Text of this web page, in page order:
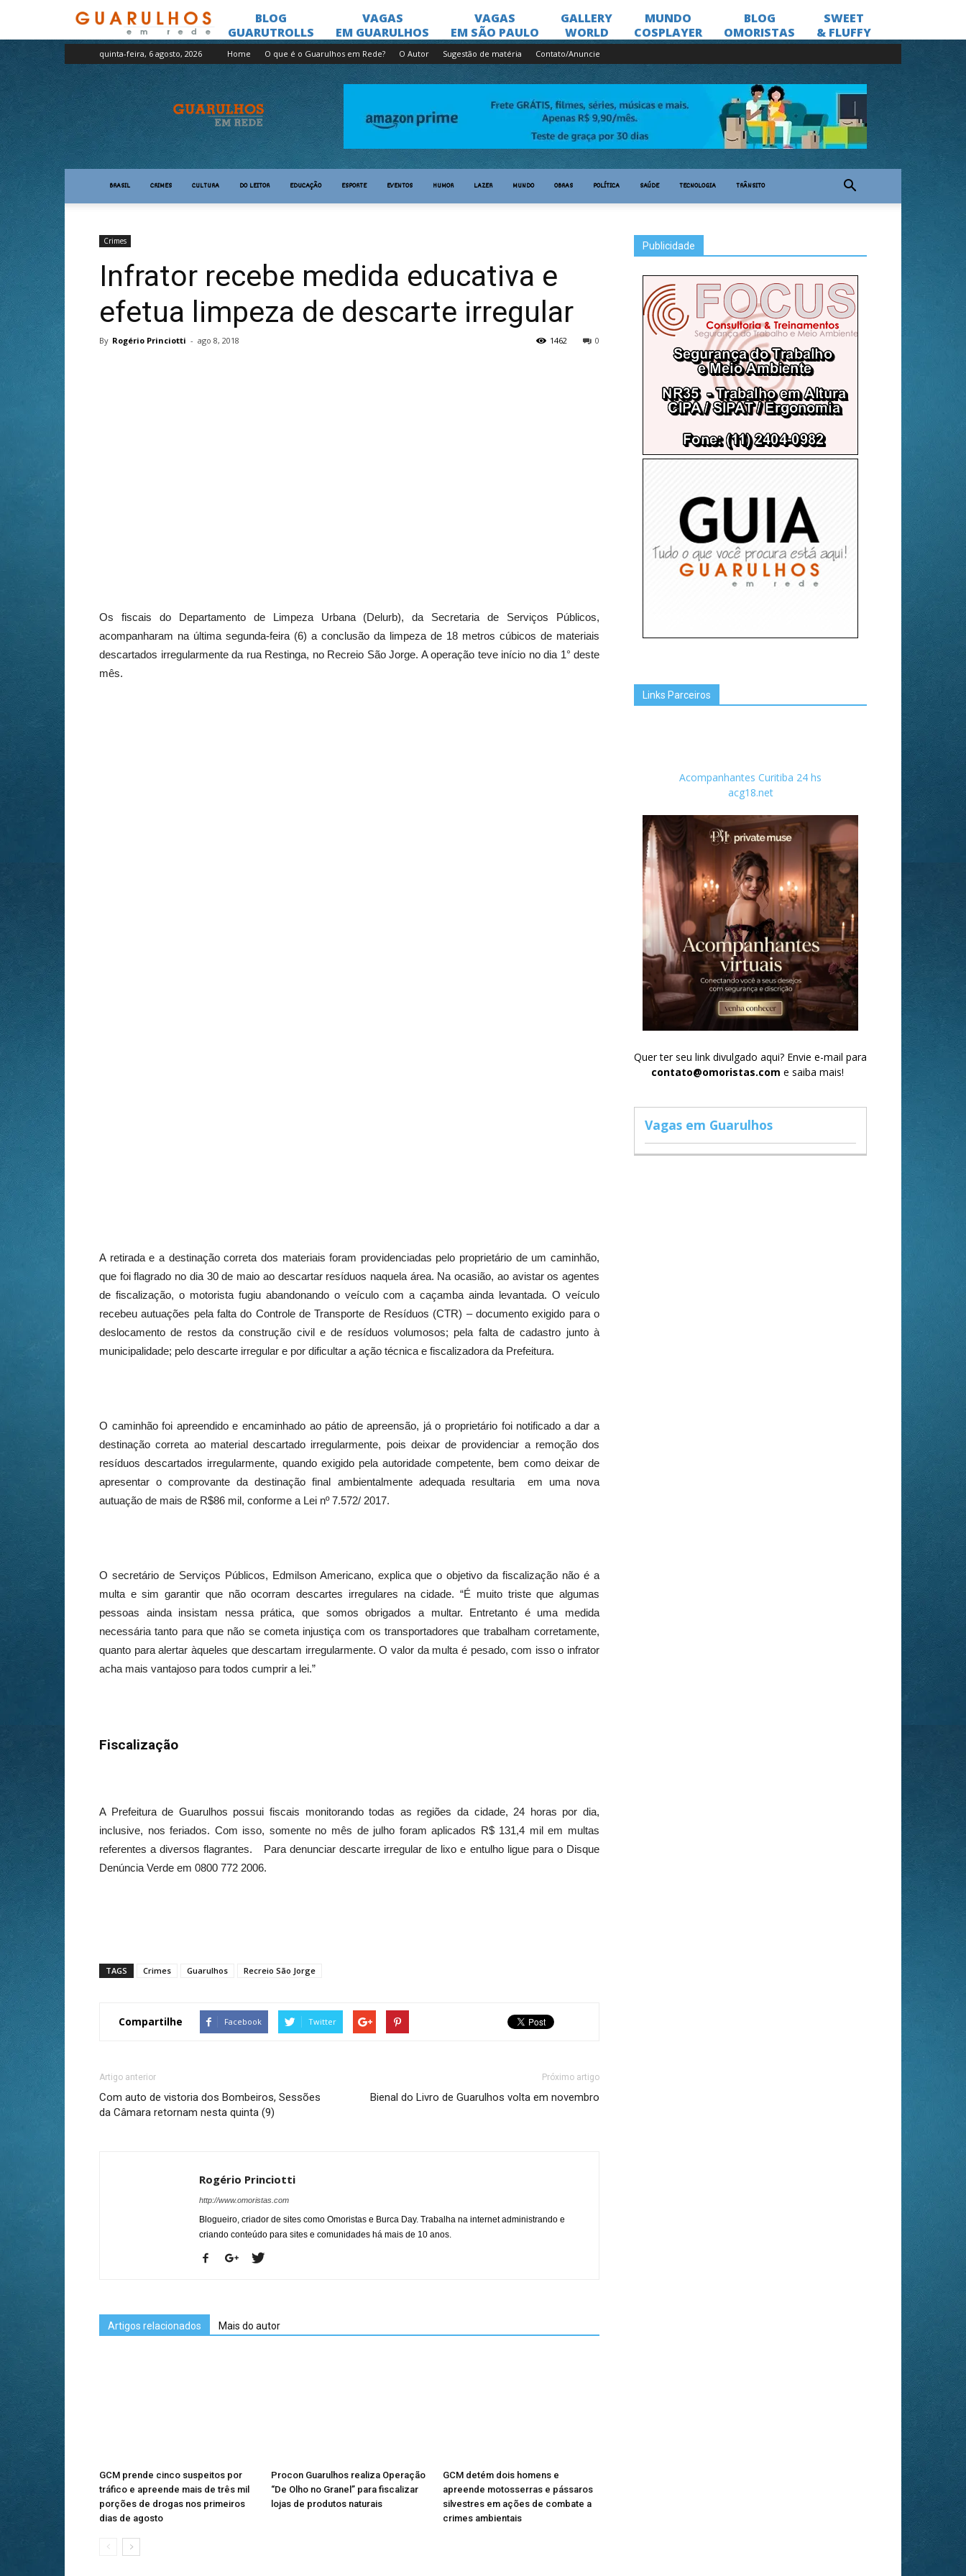
quinta-feira, 6 agosto, 2026 Home O que é o Guarulhos em Rede? O Autor Sugestão de matéria Contato/Anuncie
Guarulhos
em
Rede
BRASIL CRIMES CULTURA DO LEITOR EDUCAÇÃO ESPORTE EVENTOS HUMOR LAZER MUNDO OBRAS POLÍTICA SAÚDE TECNOLOGIA TRÂNSITO
Crimes
Infrator recebe medida educativa e
efetua limpeza de descarte irregular
By Rogério Princiotti - ago 8, 2018 0
1462
Os fiscais do Departamento de Limpeza Urbana (Delurb), da Secretaria de Serviços Públicos,
acompanharam na última segunda-feira (6) a conclusão da limpeza de 18 metros cúbicos de materiais
descartados irregularmente da rua Restinga, no Recreio São Jorge. A operação teve início no dia 1° deste
mês.
A retirada e a destinação correta dos materiais foram providenciadas pelo proprietário de um caminhão,
que foi flagrado no dia 30 de maio ao descartar resíduos naquela área. Na ocasião, ao avistar os agentes
de fiscalização, o motorista fugiu abandonando o veículo com a caçamba ainda levantada. O veículo
recebeu autuações pela falta do Controle de Transporte de Resíduos (CTR) – documento exigido para o
deslocamento de restos da construção civil e de resíduos volumosos; pela falta de cadastro junto à
municipalidade; pelo descarte irregular e por dificultar a ação técnica e fiscalizadora da Prefeitura.
O caminhão foi apreendido e encaminhado ao pátio de apreensão, já o proprietário foi notificado a dar a
destinação correta ao material descartado irregularmente, pois deixar de providenciar a remoção dos
resíduos descartados irregularmente, quando exigido pela autoridade competente, bem como deixar de
apresentar o comprovante da destinação final ambientalmente adequada resultaria em uma nova
autuação de mais de R$86 mil, conforme a Lei nº 7.572/ 2017.
O secretário de Serviços Públicos, Edmilson Americano, explica que o objetivo da fiscalização não é a
multa e sim garantir que não ocorram descartes irregulares na cidade. “É muito triste que algumas
pessoas ainda insistam nessa prática, que somos obrigados a multar. Entretanto é uma medida
necessária tanto para que não se cometa injustiça com os transportadores que trabalham corretamente,
quanto para alertar àqueles que descartam irregularmente. O valor da multa é pesado, com isso o infrator
acha mais vantajoso para todos cumprir a lei.”
Fiscalização
A Prefeitura de Guarulhos possui fiscais monitorando todas as regiões da cidade, 24 horas por dia,
inclusive, nos feriados. Com isso, somente no mês de julho foram aplicados R$ 131,4 mil em multas
referentes a diversos flagrantes. Para denunciar descarte irregular de lixo e entulho ligue para o Disque
Denúncia Verde em 0800 772 2006.
TAGS Crimes Guarulhos Recreio São Jorge
Compartilhe Facebook Twitter
Artigo anterior
Com auto de vistoria dos Bombeiros, Sessões
da Câmara retornam nesta quinta (9)
Próximo artigo
Bienal do Livro de Guarulhos volta em novembro
Rogério Princiotti
http://www.omoristas.com
Blogueiro, criador de sites como Omoristas e Burca Day. Trabalha na internet administrando e
criando conteúdo para sites e comunidades há mais de 10 anos.
Artigos relacionados Mais do autor
GCM prende cinco suspeitos por
tráfico e apreende mais de três mil
porções de drogas nos primeiros
dias de agosto
Procon Guarulhos realiza Operação
“De Olho no Granel” para fiscalizar
lojas de produtos naturais
GCM detém dois homens e
apreende motosserras e pássaros
silvestres em ações de combate a
crimes ambientais
Publicidade
Links Parceiros
Acompanhantes Curitiba 24 hs
acg18.net
Quer ter seu link divulgado aqui? Envie e-mail para
contato@omoristas.com e saiba mais!
Vagas em Guarulhos